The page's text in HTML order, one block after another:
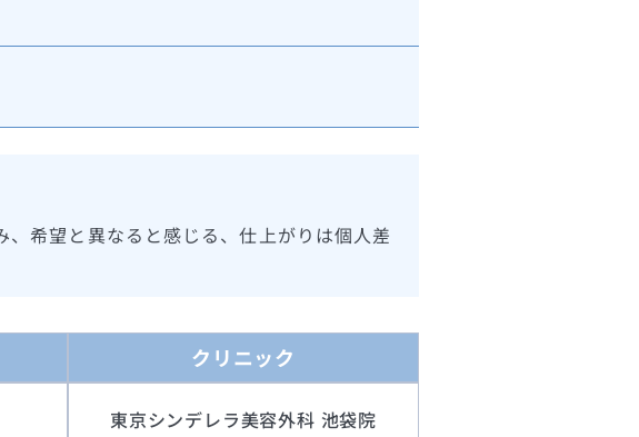
希望と異なると感じる、仕上がりは個人差
クリニック
東京シンデレラ美容外科 池袋院